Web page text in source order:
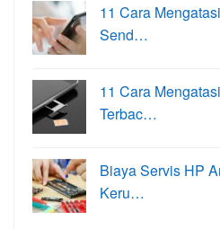
11 Cara
Send…
11 Cara
Terbac…
Biaya Servis HP
Keru…